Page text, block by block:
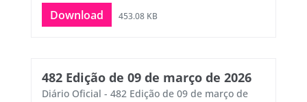
Download 453.08 KB
482 Edição de 09 de março de 2026
Diário Oficial - 482 Edição de 09 de março de